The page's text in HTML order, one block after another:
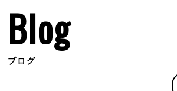
Blog
ブログ